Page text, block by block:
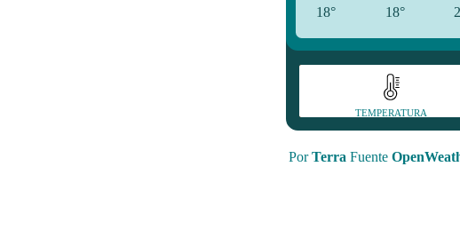
18° 18°
TEMPERATURA
PorTerra Fuente